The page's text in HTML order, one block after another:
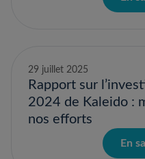
29 juillet 2025
Rapport sur
2024 de Kaleido :
nos efforts
En